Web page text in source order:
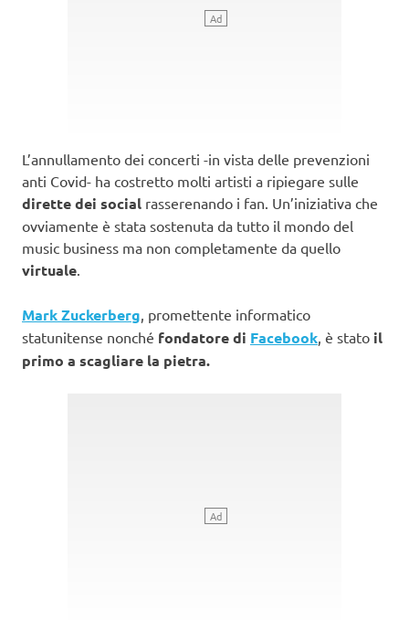
L’annullamento dei concerti -in vista delle prevenzioni
anti Covid- ha costretto molti artisti a ripiegare sulle
dirette dei social rasserenando i fan. Un’iniziativa che
ovviamente è stata sostenuta da tutto il mondo del
music business ma non completamente da quello
virtuale
Mark Zuckerberg , promettente informatico
statunitense nonché fondatore di Facebook , è stato il
primo a scagliare la pietra.